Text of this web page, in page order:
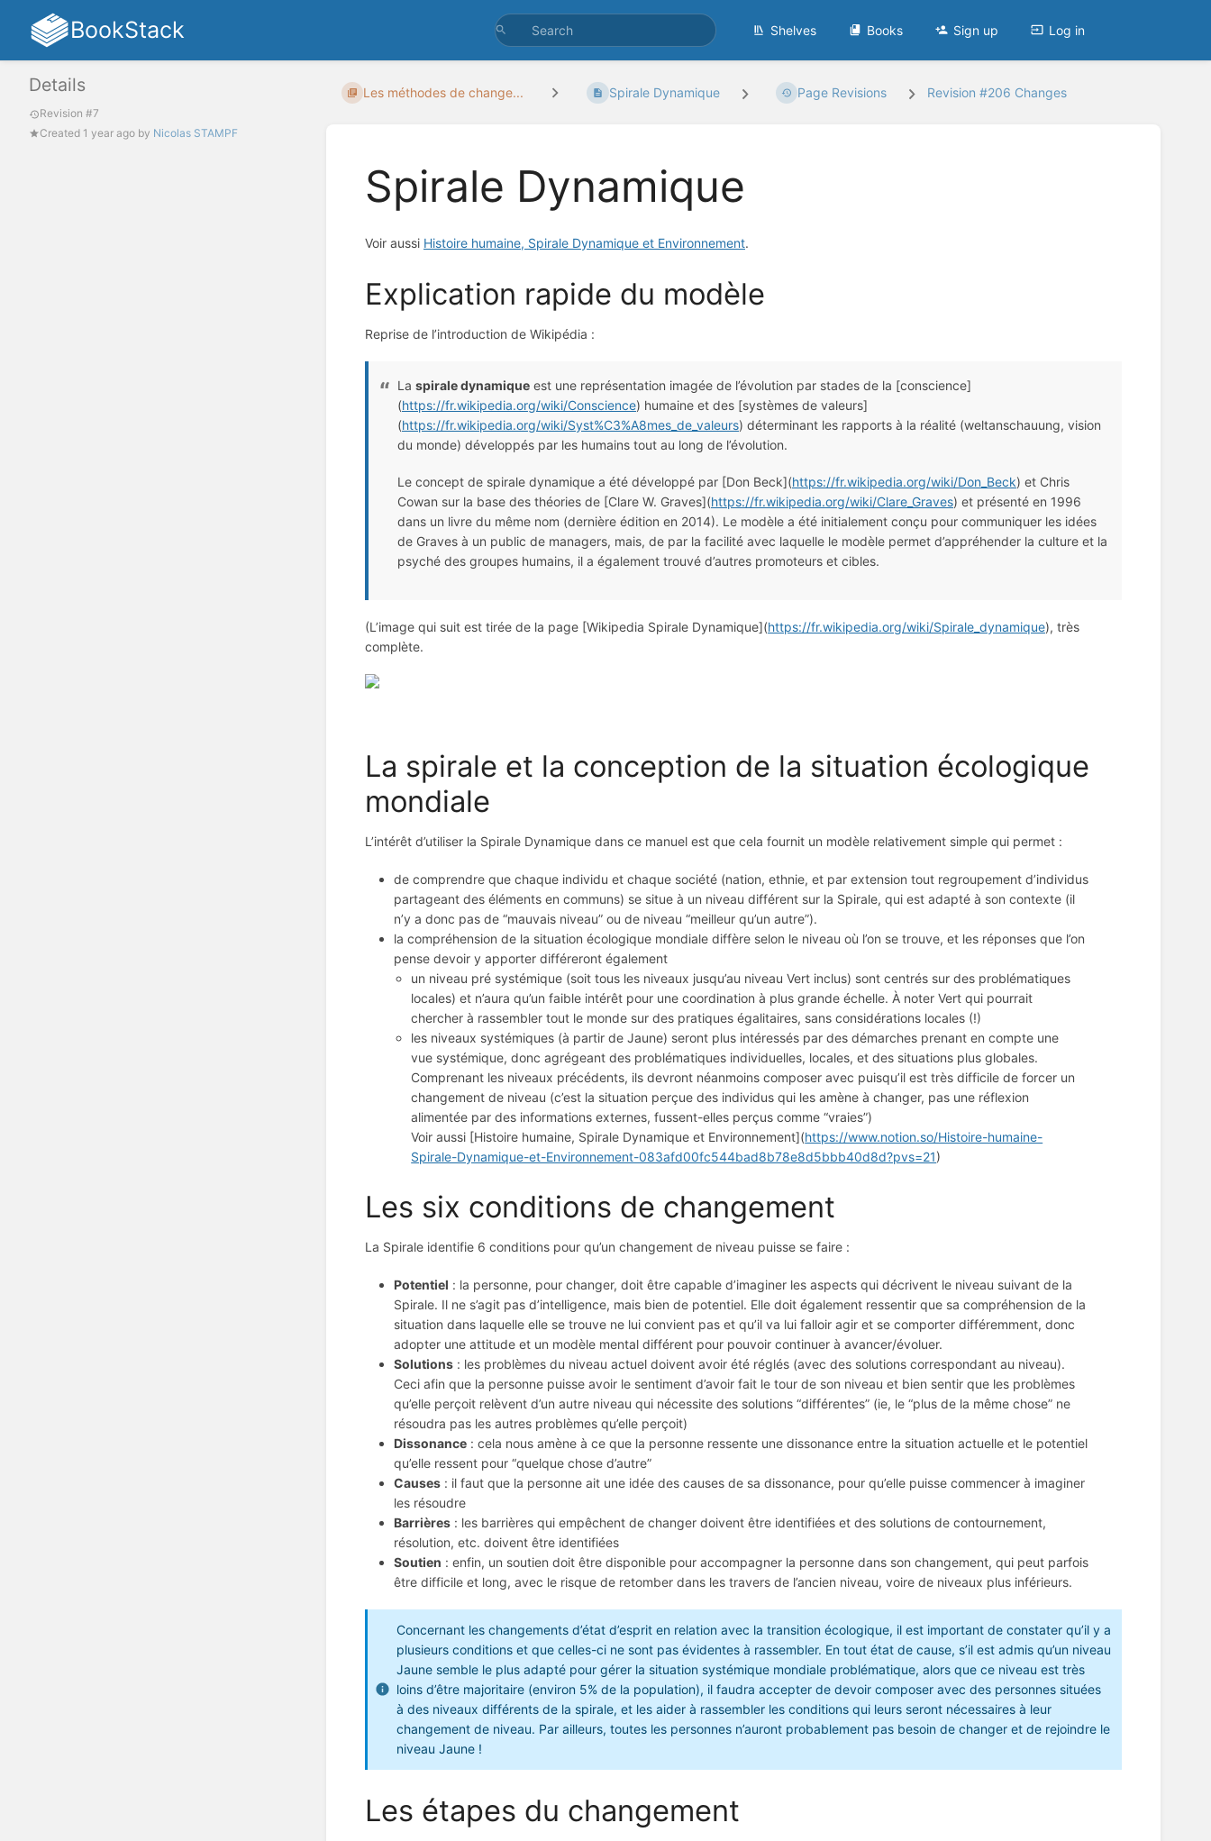
BookStack Shelves Books Sign up Log in
Details
Revision #7
Created 1 year ago by Nicolas STAMPF
Les méthodes de change... Spirale Dynamique Page Revisions Revision #206 Changes
Spirale Dynamique
Voir aussi Histoire humaine, Spirale Dynamique et Environnement.
Explication rapide du modèle
Reprise de l’introduction de Wikipédia :
La spirale dynamique est une représentation imagée de l’évolution par stades de la [conscience]
(https://fr.wikipedia.org/wiki/Conscience) humaine et des [systèmes de valeurs]
(https://fr.wikipedia.org/wiki/Syst%C3%A8mes_de_valeurs) déterminant les rapports à la réalité (weltanschauung, vision
du monde) développés par les humains tout au long de l’évolution.
Le concept de spirale dynamique a été développé par [Don Beck](https://fr.wikipedia.org/wiki/Don_Beck) et Chris
Cowan sur la base des théories de [Clare W. Graves](https://fr.wikipedia.org/wiki/Clare_Graves) et présenté en 1996
dans un livre du même nom (dernière édition en 2014). Le modèle a été initialement conçu pour communiquer les idées
de Graves à un public de managers, mais, de par la facilité avec laquelle le modèle permet d’appréhender la culture et la
psyché des groupes humains, il a également trouvé d’autres promoteurs et cibles.
(L’image qui suit est tirée de la page [Wikipedia Spirale Dynamique](https://fr.wikipedia.org/wiki/Spirale_dynamique), très
complète.
La spirale et la conception de la situation écologique
mondiale
L’intérêt d’utiliser la Spirale Dynamique dans ce manuel est que cela fournit un modèle relativement simple qui permet :
de comprendre que chaque individu et chaque société (nation, ethnie, et par extension tout regroupement d’individus
partageant des éléments en communs) se situe à un niveau différent sur la Spirale, qui est adapté à son contexte (il
n’y a donc pas de “mauvais niveau” ou de niveau “meilleur qu’un autre”).
la compréhension de la situation écologique mondiale diffère selon le niveau où l’on se trouve, et les réponses que l’on
pense devoir y apporter différeront également
un niveau pré systémique (soit tous les niveaux jusqu’au niveau Vert inclus) sont centrés sur des problématiques
locales) et n’aura qu’un faible intérêt pour une coordination à plus grande échelle. À noter Vert qui pourrait
chercher à rassembler tout le monde sur des pratiques égalitaires, sans considérations locales (!)
les niveaux systémiques (à partir de Jaune) seront plus intéressés par des démarches prenant en compte une
vue systémique, donc agrégeant des problématiques individuelles, locales, et des situations plus globales.
Comprenant les niveaux précédents, ils devront néanmoins composer avec puisqu’il est très difficile de forcer un
changement de niveau (c’est la situation perçue des individus qui les amène à changer, pas une réflexion
alimentée par des informations externes, fussent-elles perçus comme “vraies”)
Voir aussi [Histoire humaine, Spirale Dynamique et Environnement](https://www.notion.so/Histoire-humaine-
Spirale-Dynamique-et-Environnement-083afd00fc544bad8b78e8d5bbb40d8d?pvs=21)
Les six conditions de changement
La Spirale identifie 6 conditions pour qu’un changement de niveau puisse se faire :
Potentiel : la personne, pour changer, doit être capable d’imaginer les aspects qui décrivent le niveau suivant de la
Spirale. Il ne s’agit pas d’intelligence, mais bien de potentiel. Elle doit également ressentir que sa compréhension de la
situation dans laquelle elle se trouve ne lui convient pas et qu’il va lui falloir agir et se comporter différemment, donc
adopter une attitude et un modèle mental différent pour pouvoir continuer à avancer/évoluer.
Solutions : les problèmes du niveau actuel doivent avoir été réglés (avec des solutions correspondant au niveau).
Ceci afin que la personne puisse avoir le sentiment d’avoir fait le tour de son niveau et bien sentir que les problèmes
qu’elle perçoit relèvent d’un autre niveau qui nécessite des solutions “différentes” (ie, le “plus de la même chose” ne
résoudra pas les autres problèmes qu’elle perçoit)
Dissonance : cela nous amène à ce que la personne ressente une dissonance entre la situation actuelle et le potentiel
qu’elle ressent pour “quelque chose d’autre”
Causes : il faut que la personne ait une idée des causes de sa dissonance, pour qu’elle puisse commencer à imaginer
les résoudre
Barrières : les barrières qui empêchent de changer doivent être identifiées et des solutions de contournement,
résolution, etc. doivent être identifiées
Soutien : enfin, un soutien doit être disponible pour accompagner la personne dans son changement, qui peut parfois
être difficile et long, avec le risque de retomber dans les travers de l’ancien niveau, voire de niveaux plus inférieurs.
Concernant les changements d’état d’esprit en relation avec la transition écologique, il est important de constater qu’il y a
plusieurs conditions et que celles-ci ne sont pas évidentes à rassembler. En tout état de cause, s’il est admis qu’un niveau
Jaune semble le plus adapté pour gérer la situation systémique mondiale problématique, alors que ce niveau est très
loins d’être majoritaire (environ 5% de la population), il faudra accepter de devoir composer avec des personnes situées
à des niveaux différents de la spirale, et les aider à rassembler les conditions qui leurs seront nécessaires à leur
changement de niveau. Par ailleurs, toutes les personnes n’auront probablement pas besoin de changer et de rejoindre le
niveau Jaune !
Les étapes du changement